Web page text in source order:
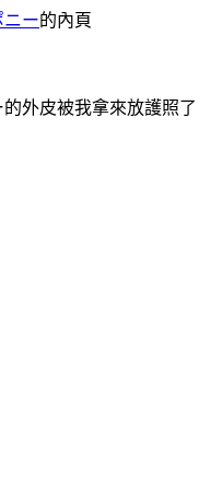
ニー的內頁
外皮被我拿來放護照了